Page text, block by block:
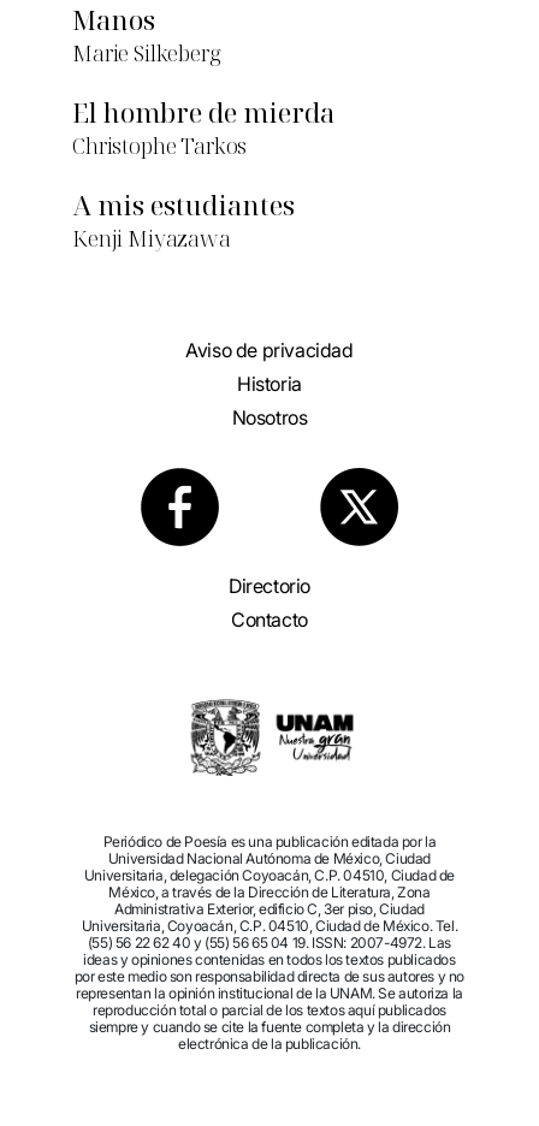
Manos
Marie Silkeberg
El hombre de mierda
Christophe Tarkos
A mis estudiantes
Kenji Miyazawa
Aviso de privacidad
Historia
Nosotros
Directorio
Contacto
Periódico de Poesía es una publicación editada por la
Universidad Nacional Autónoma de México, Ciudad
Universitaria, delegación Coyoacán, C.P. 04510, Ciudad de
México, a través de la Dirección de Literatura, Zona
Administrativa Exterior, edificio C, 3er piso, Ciudad
Universitaria, Coyoacán, C.P. 04510, Ciudad de México. Tel.
(55) 56 22 62 40 y (55) 56 65 04 19. ISSN: 2007-4972. Las
ideas y opiniones contenidas en todos los textos publicados
por este medio son responsabilidad directa de sus autores y no
representan la opinión institucional de la UNAM. Se autoriza la
reproducción total o parcial de los textos aquí publicados
siempre y cuando se cite la fuente completa y la dirección
electrónica de la publicación.